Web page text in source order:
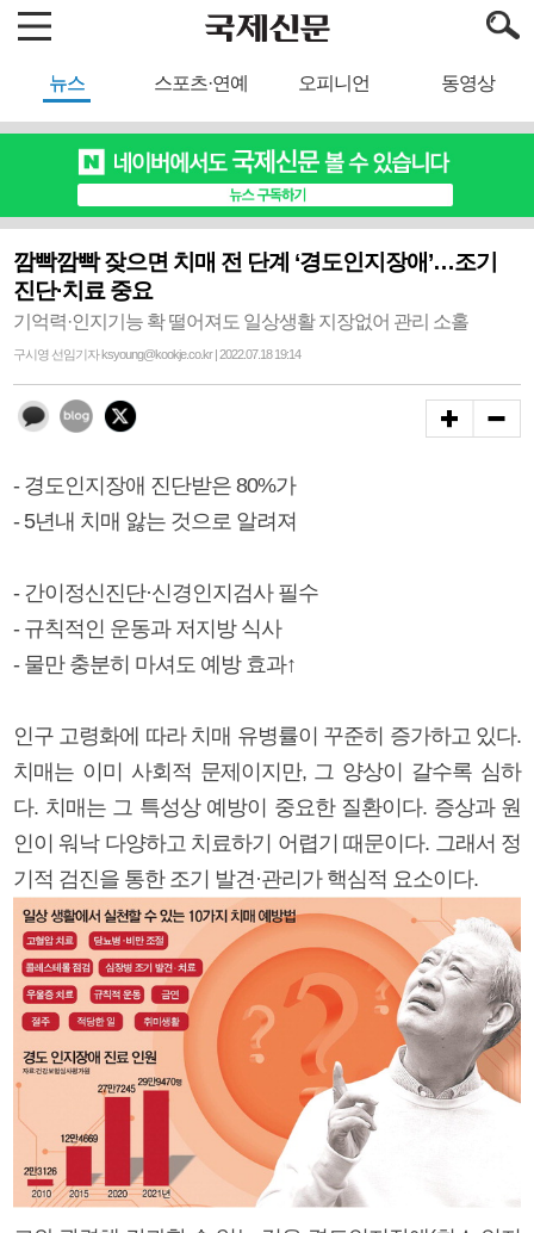
뉴스 스포츠·연예 오피니언 동영상
깜빡깜빡 잦으면 치매 전 단계 ‘경도인지장애’…조기
진단·치료 중요
기억력·인지기능 확 떨어져도 일상생활 지장없어 관리 소홀
구시영 선임기자 ksyoung@kookje.co.kr | 2022.07.18 19:14
- 경도인지장애 진단받은 80%가
- 5년내 치매 앓는 것으로 알려져
- 간이정신진단·신경인지검사 필수
- 규칙적인 운동과 저지방 식사
- 물만 충분히 마셔도 예방 효과↑
인구 고령화에 따라 치매 유병률이 꾸준히 증가하고 있다.
치매는 이미 사회적 문제이지만, 그 양상이 갈수록 심하
다. 치매는 그 특성상 예방이 중요한 질환이다. 증상과 원
인이 워낙 다양하고 치료하기 어렵기 때문이다. 그래서 정
기적 검진을 통한 조기 발견·관리가 핵심적 요소이다.